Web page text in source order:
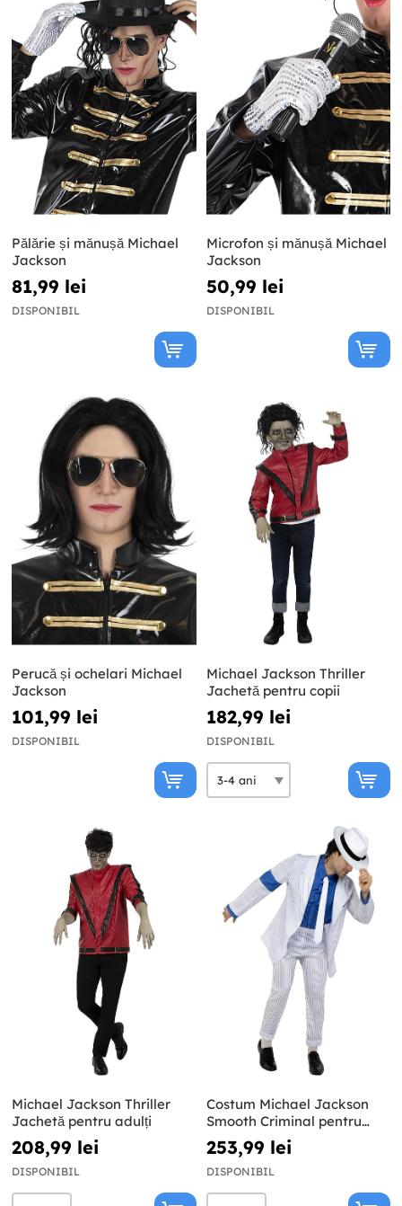
Pălărie și mănușă Michael
Jackson
81,99 lei
DISPONIBIL
Microfon și mănușă Michael
Jackson
50,99 lei
DISPONIBIL
Perucă și ochelari Michael
Jackson
101,99 lei
DISPONIBIL
Michael Jackson Thriller
Jachetă pentru copii
182,99 lei
DISPONIBIL
Michael Jackson Thriller
Jachetă pentru adulți
208,99 lei
DISPONIBIL
Costum Michael Jackson
Smooth Criminal pentru
adulți
253,99 lei
DISPONIBIL